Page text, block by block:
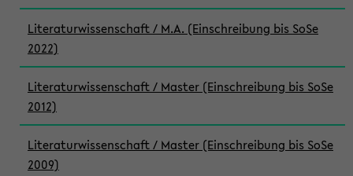
Literaturwissenschaft / M.A. (Einschreibung bis SoSe
2022)
Literaturwissenschaft / Master (Einschreibung bis SoSe
2012)
Literaturwissenschaft / Master (Einschreibung bis SoSe
2009)